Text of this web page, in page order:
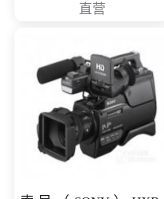
直营